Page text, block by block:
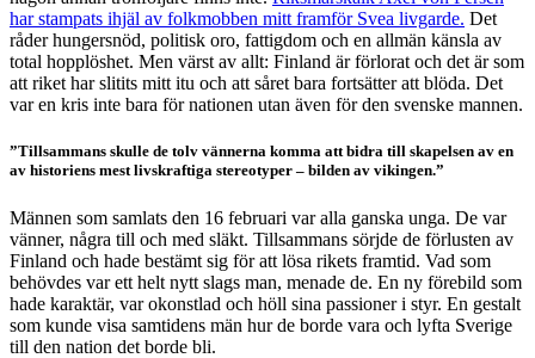
har stampats ihjäl av folkmobben mitt framför Svea livgarde. Det
råder hungersnöd, politisk oro, fattigdom och en allmän känsla av
total hopplöshet. Men värst av allt: Finland är förlorat och det är som
att riket har slitits mitt itu och att såret bara fortsätter att blöda. Det
var en kris inte bara för nationen utan även för den svenske mannen.
”Tillsammans skulle de tolv vännerna komma att bidra till skapelsen av en
av historiens mest livskraftiga stereotyper – bilden av vikingen.”
Männen som samlats den 16 februari var alla ganska unga. De var
vänner, några till och med släkt. Tillsammans sörjde de förlusten av
Finland och hade bestämt sig för att lösa rikets framtid. Vad som
behövdes var ett helt nytt slags man, menade de. En ny förebild som
hade karaktär, var okonstlad och höll sina passioner i styr. En gestalt
som kunde visa samtidens män hur de borde vara och lyfta Sverige
till den nation det borde bli.